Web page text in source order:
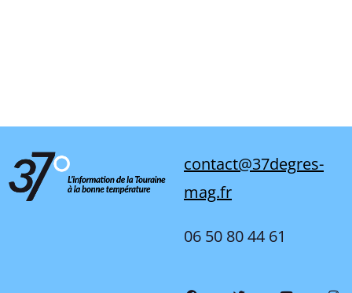
contact@37degres-
mag.fr
06 50 80 44 61